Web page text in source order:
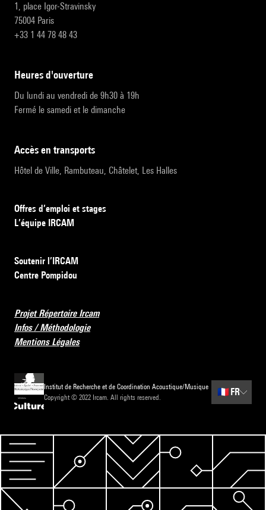
1, place Igor-Stravinsky
75004 Paris
+33 1 44 78 48 43
heures d'ouverture
Du lundi au vendredi de 9h30 à 19h
Fermé le samedi et le dimanche
accès en transports
Hôtel de Ville, Rambuteau, Châtelet, Les Halles
Offres d’emploi et stages
L’équipe IRCAM
Soutenir l’IRCAM
Centre Pompidou
Projet Répertoire Ircam
Infos / Méthodologie
Mentions Légales
Institut de Recherche et de Coordination Acoustique/Musique
Copyright © 2022 Ircam. All rights reserved.
🇫🇷 FR